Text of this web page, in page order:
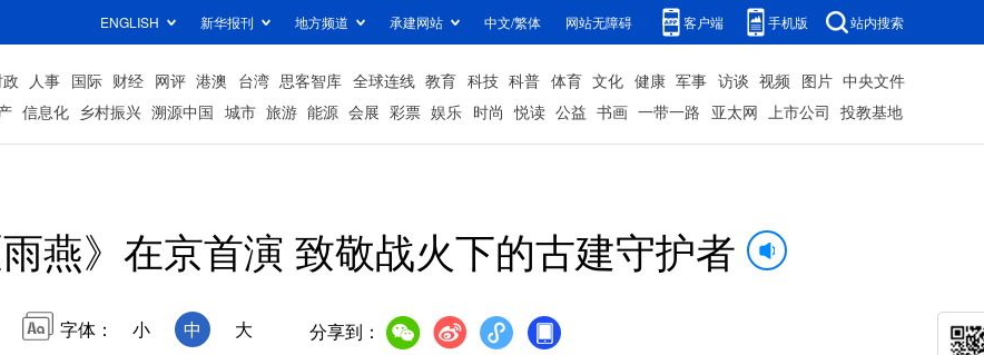
ENGLISH 新华报刊 地方频道 承建网站 中文/繁体 网站无障碍 客户端 手机版 站内搜索
人事 国际 财经 网评 港澳 台湾 思客智库 全球连线 教育 科技 科普 体育 文化 健康 军事 访谈 视频 图片 中央文件
信息化 乡村振兴 溯源中国 城市 旅游 能源 会展 彩票 娱乐 时尚 悦读 公益 书画 一带一路 亚太网 上市公司 投教基地
燕》在京首演 致敬战火下的古建守护者
字体： 小 中 大 分享到：